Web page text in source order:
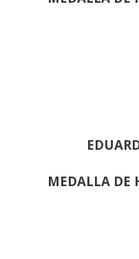
MEDALLA DE